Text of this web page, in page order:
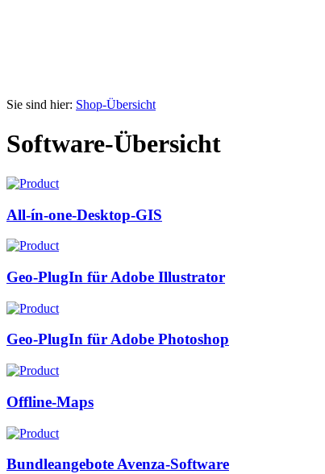
Sie sind hier: Shop-Übersicht
Software-Übersicht
All-ín-one-Desktop-GIS
Geo-PlugIn für Adobe Illustrator
Geo-PlugIn für Adobe Photoshop
Offline-Maps
Bundleangebote Avenza-Software